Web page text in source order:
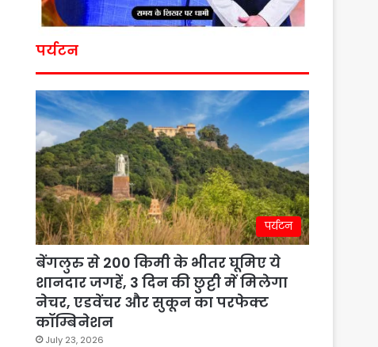
पर्यटन
पर्यटन
बेंगलुरु से 200 किमी के भीतर घूमिए ये
शानदार जगहें, 3 दिन की छुट्टी में मिलेगा
नेचर, एडवेंचर और सुकून का परफेक्ट
कॉम्बिनेशन
July 23, 2026